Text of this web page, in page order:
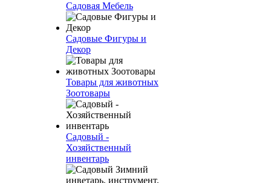
Садовая Мебель
Садовые Фигуры и
Декор
Товары для животных
Зоотовары
Садовый -
Хозяйственный
инвентарь